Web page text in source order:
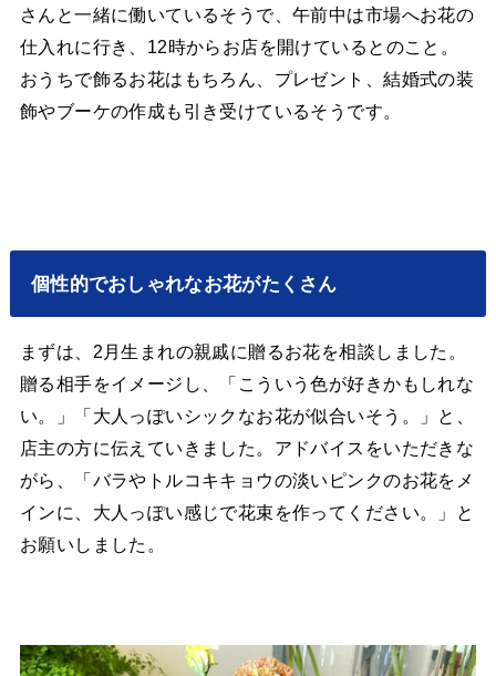
さんと一緒に働いているそうで、午前中は市場へお花の
仕入れに行き、12時からお店を開けているとのこと。
おうちで飾るお花はもちろん、プレゼント、結婚式の装
飾やブーケの作成も引き受けているそうです。
個性的でおしゃれなお花がたくさん
まずは、2月生まれの親戚に贈るお花を相談しました。
贈る相手をイメージし、「こういう色が好きかもしれな
い。」「大人っぽいシックなお花が似合いそう。」と、
店主の方に伝えていきました。アドバイスをいただきな
がら、「バラやトルコキキョウの淡いピンクのお花をメ
インに、大人っぽい感じで花束を作ってください。」と
お願いしました。